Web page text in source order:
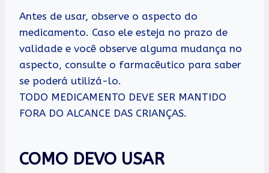
Antes de usar, observe o aspecto do
medicamento. Caso ele esteja no prazo de
validade e você observe alguma mudança no
aspecto, consulte o farmacêutico para saber
se poderá utilizá-lo.
TODO MEDICAMENTO DEVE SER MANTIDO
FORA DO ALCANCE DAS CRIANÇAS.
COMO DEVO USAR